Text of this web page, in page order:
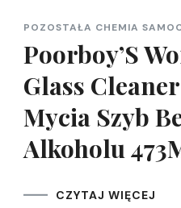
POZOSTAŁA CHEMIA
Poorboy’S
Glass
Mycia Szyb
Alkoholu
CZYTAJ WIĘCEJ